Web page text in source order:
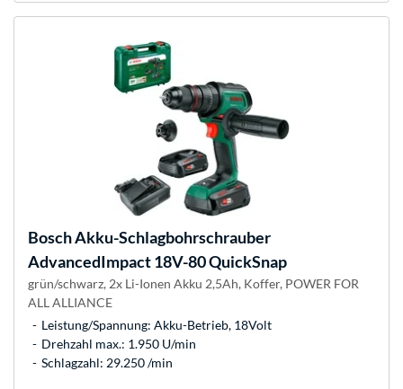
BoschAkku-Schlagbohrschrauber
AdvancedImpact 18V-80 QuickSnap
grün/schwarz, 2x Li-Ionen Akku 2,5Ah, Koffer, POWER FOR
ALL ALLIANCE
Leistung/Spannung: Akku-Betrieb, 18Volt
Drehzahl max.: 1.950 U/min
Schlagzahl: 29.250 /min